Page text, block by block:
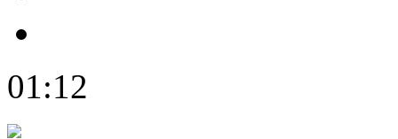
01:12